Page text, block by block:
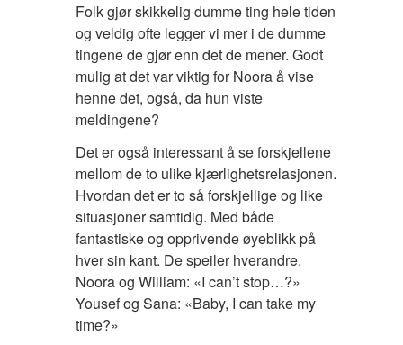
Folk gjør skikkelig dumme ting hele tiden
og veldig ofte legger vi mer i de dumme
tingene de gjør enn det de mener. Godt
mulig at det var viktig for Noora å vise
henne det, også, da hun viste
meldingene?
Det er også interessant å se forskjellene
mellom de to ulike kjærlighetsrelasjonen.
Hvordan det er to så forskjellige og like
situasjoner samtidig. Med både
fantastiske og opprivende øyeblikk på
hver sin kant. De speiler hverandre.
Noora og William: «I can’t stop…?»
Yousef og Sana: «Baby, I can take my
time?»